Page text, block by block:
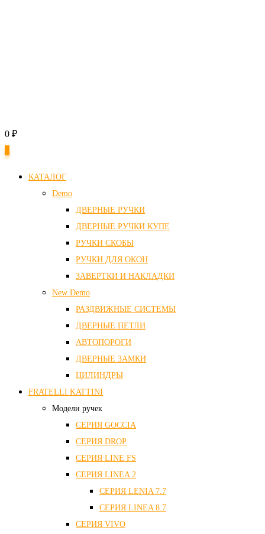
0 ₽
КАТАЛОГ
Demo
ДВЕРНЫЕ РУЧКИ
ДВЕРНЫЕ РУЧКИ КУПЕ
РУЧКИ СКОБЫ
РУЧКИ ДЛЯ ОКОН
ЗАВЕРТКИ И НАКЛАДКИ
New Demo
РАЗДВИЖНЫЕ СИСТЕМЫ
ДВЕРНЫЕ ПЕТЛИ
АВТОПОРОГИ
ДВЕРНЫЕ ЗАМКИ
ЦИЛИНДРЫ
FRATELLI KATTINI
Модели ручек
СЕРИЯ GOCCIA
СЕРИЯ DROP
СЕРИЯ LINE FS
СЕРИЯ LINEA 2
СЕРИЯ LENIA 7.7
СЕРИЯ LINEA 8.7
СЕРИЯ VIVO